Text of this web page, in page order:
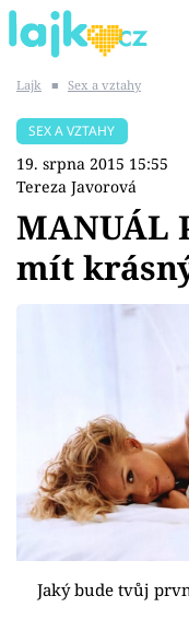
SHOPAHOLICADEL
Témata
Virály
Sex a vztahy
Sledujte
Lajk ■ Sex a vztahy
SEX A VZTAHY
19. srpna 2015 15:55
Tereza Javorová
MANUÁL
mít
Jaký bude tvůj